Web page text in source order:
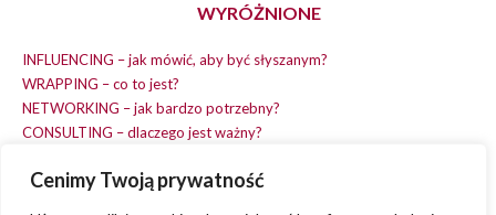
Cenimy Twoją prywatność
WYRÓŻNIONE
INFLUENCING – jak mówić, aby być słyszanym?
WRAPPING – co to jest?
NETWORKING – jak bardzo potrzebny?
CONSULTING – dlaczego jest ważny?
EARNING – jak zarobić na dobrym pomyśle?